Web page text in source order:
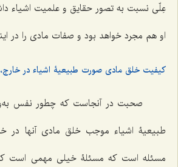
عِلّی نسبت به تصور حقایق و علمیت اشیاء
او هم مجرد خواهد بود و صفات مادی را در
کیفیت خلق مادی صورت طبیعیۀ اشیاء در
صحبت در آنجاست که چطور نفس
طبیعیۀ اشیاء موجب خلق مادی آنها در
مسئله است که مسئلۀ خیلی مهمی است